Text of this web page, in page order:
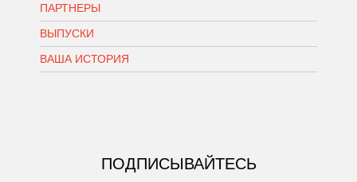
ПАРТНЕРЫ
ВЫПУСКИ
ВАША ИСТОРИЯ
ПОДПИСЫВАЙТЕСЬ